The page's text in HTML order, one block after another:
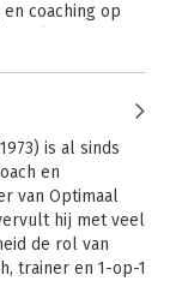
werken
coaching op
is al sinds
en
van Optimaal
hij met veel
de rol van
trainer en 1-op-1